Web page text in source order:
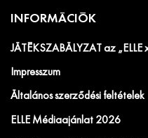
INFORMÁCIÓK
JÁTÉKSZABÁLYZAT az
Impresszum
Általános szerződési feltételek
ELLE Médiaajánlat 2026